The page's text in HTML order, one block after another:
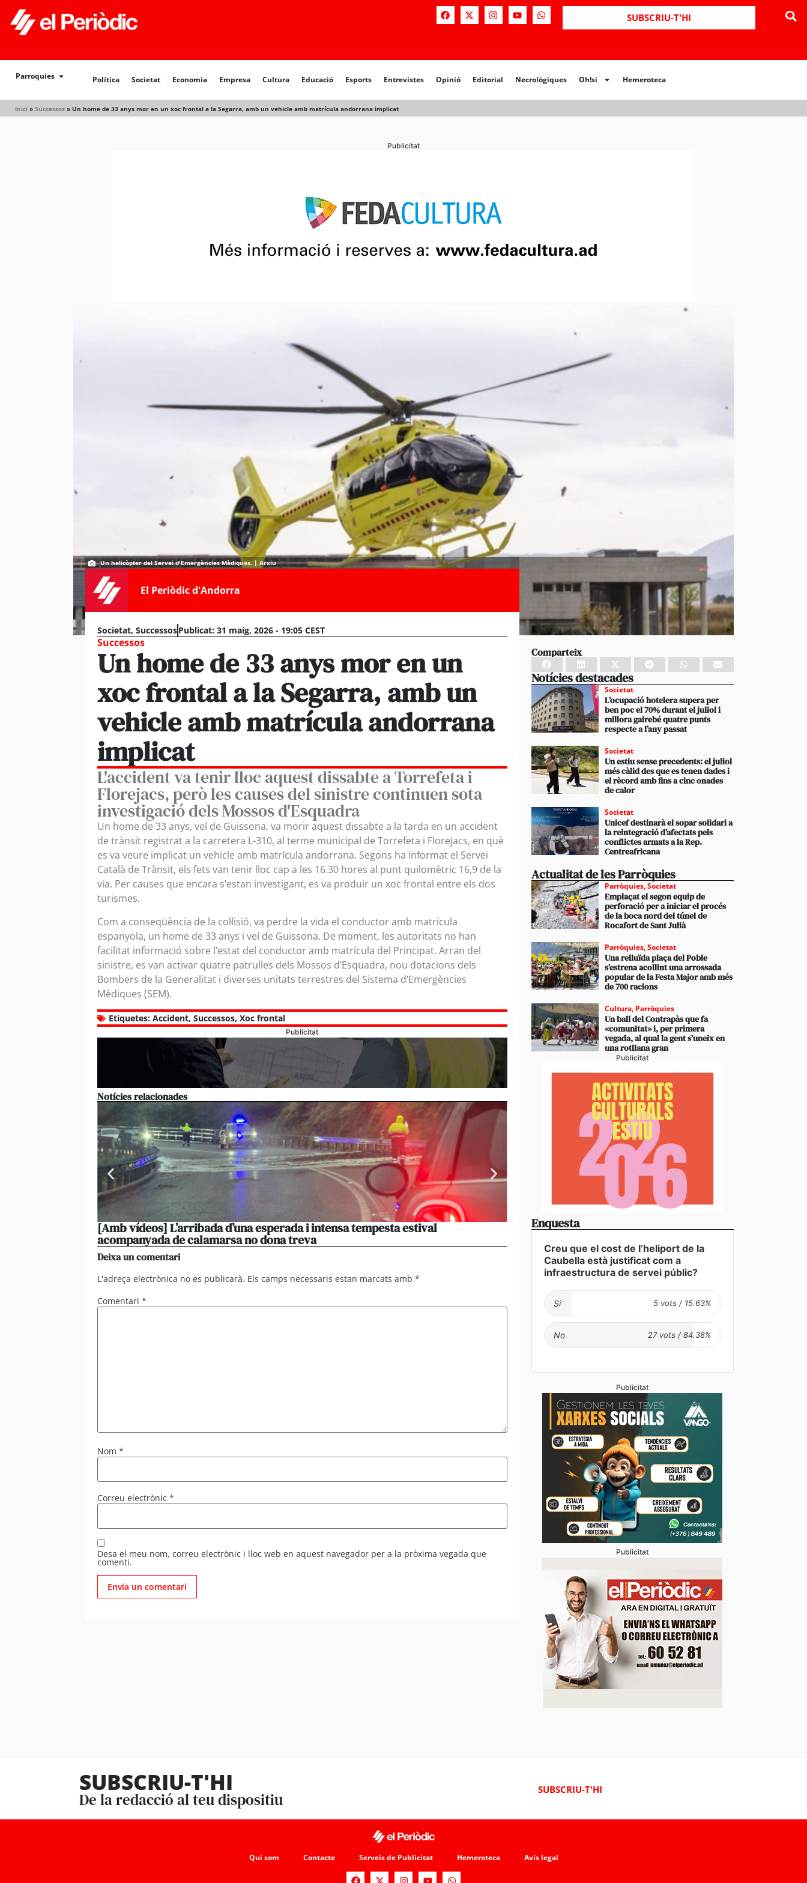
SUBSCRIU-T'HI
Parroquies Política Societat Economia Empresa Cultura Educació Esports Entrevistes Opinió Editorial Necrològiques Oh!si Hemeroteca
Inici » Successos » Un home de 33 anys mor en un xoc frontal a la Segarra, amb un vehicle amb matrícula andorrana implicat
Política Societat Opinió Editorial Necrològiques Hemeroteca
Publicitat
Un helicòpter del Servei d'Emergències Mèdiques. | Arxiu
El Periòdic d'Andorra
Societat, SuccessosPublicat: 31 maig, 2026 - 19:05 CEST
Successos
Un home de 33 anys mor en un
xoc frontal a la Segarra, amb un
vehicle amb matrícula andorrana
implicat
L'accident va tenir lloc aquest dissabte a Torrefeta i
Florejacs, però les causes del sinistre continuen sota
investigació dels Mossos d'Esquadra
Un home de 33 anys, veí de Guissona, va morir aquest dissabte a la tarda en un accident
de trànsit registrat a la carretera L-310, al terme municipal de Torrefeta i Florejacs, en què
es va veure implicat un vehicle amb matrícula andorrana. Segons ha informat el Servei
Català de Trànsit, els fets van tenir lloc cap a les 16.30 hores al punt quilomètric 16,9 de la
via. Per causes que encara s’estan investigant, es va produir un xoc frontal entre els dos
turismes.
Com a conseqüència de la col·lisió, va perdre la vida el conductor amb matrícula
espanyola, un home de 33 anys i veí de Guissona. De moment, les autoritats no han
facilitat informació sobre l’estat del conductor amb matrícula del Principat. Arran del
sinistre, es van activar quatre patrulles dels Mossos d’Esquadra, nou dotacions dels
Bombers de la Generalitat i diverses unitats terrestres del Sistema d’Emergències
Mèdiques (SEM).
Etiquetes: Accident, Successos, Xoc frontal
Publicitat
Notícies relacionades
[Amb vídeos] L’arribada d’una esperada i intensa tempesta estival
acompanyada de calamarsa no dona treva
El parc públic a preu assequible triplica el 2026 el
haver duplicat les peticions favorables
Deixa un comentari
L'adreça electrònica no es publicarà. Els camps necessaris estan marcats amb *
Comentari *
Nom *
Correu electrònic *
Desa el meu nom, correu electrònic i lloc web en aquest navegador per a la pròxima vegada que
comenti.
Comparteix
Notícies destacades
Societat
L’ocupació hotelera supera per
ben poc el 70% durant el juliol i
millora gairebé quatre punts
respecte a l’any passat
Societat
Un estiu sense precedents: el juliol
més càlid des que es tenen dades i
el rècord amb fins a cinc onades
de calor
Societat
Unicef destinarà el sopar solidari a
la reintegració d’afectats pels
conflictes armats a la Rep.
Centreafricana
Actualitat de les Parròquies
Parròquies,Societat
Emplaçat el segon equip de
perforació per a iniciar el procés
de la boca nord del túnel de
Rocafort de Sant Julià
Parròquies,Societat
Una relluïda plaça del Poble
s’estrena acollint una arrossada
popular de la Festa Major amb més
de 700 racions
Cultura, Parròquies
Un ball del Contrapàs que fa
«comunitat» i, per primera
vegada, al qual la gent s’uneix en
una rotllana gran
Publicitat
Enquesta
Creu que el cost de l’heliport de la
Caubella està justificat com a
infraestructura de servei públic?
Si
No
Publicitat
Publicitat
SUBSCRIU-T'HI
De la redacció al teu dispositiu
SUBSCRIU-T'HI
Qui som Contacte Serveis de Publicitat Hemeroteca Avís legal